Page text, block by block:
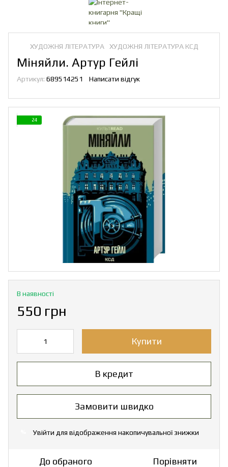
ХУДОЖНЯ ЛІТЕРАТУРА ХУДОЖНЯ ЛІТЕРАТУРА КСД
Міняйли. Артур Гейлі
Артикул: 689514251 Написати відгук
24
В наявності
550 грн
Купити
В кредит
Замовити швидко
Увійти для відображення накопичувальної знижки
До обраного Порівняти